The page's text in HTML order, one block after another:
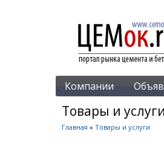
Компании
Товары и
Главная » Товары и услуги